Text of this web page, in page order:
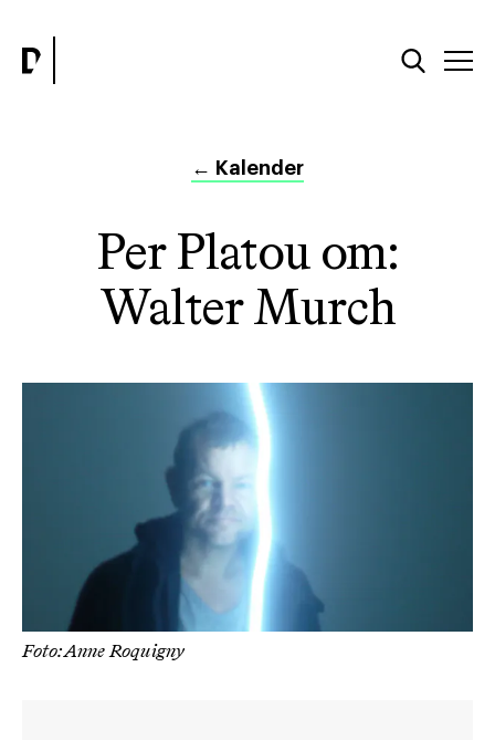
← Kalender
Per Platou om:
Walter Murch
Foto: Anne Roquigny